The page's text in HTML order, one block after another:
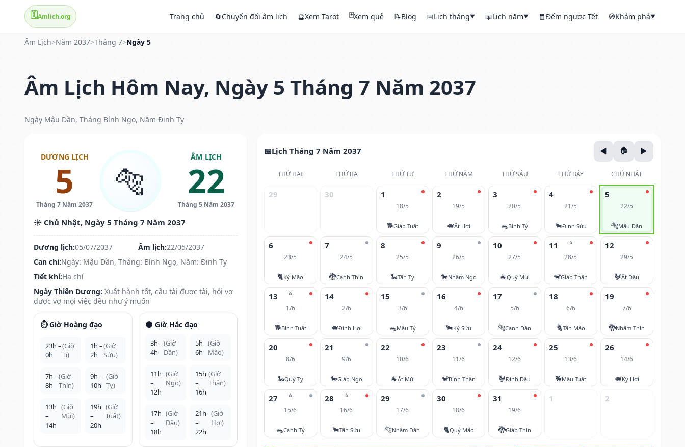
🗓️Amlich.org Trang chủ 🔄Chuyển đổi âm lịch 🔮Xem Tarot 🃏Xem quẻ 📝Blog 📅Lịch tháng▼ 📖Lịch năm▼ 🧧Đếm ngược Tết 🧭Khám phá▼
Âm Lịch>Năm 2037>Tháng 7>Ngày 5
Âm Lịch Hôm Nay, Ngày 5 Tháng 7 Năm 2037
Ngày Mậu Dần, Tháng Bính Ngọ, Năm Đinh Tỵ
DƯƠNG LỊCH
5
Tháng 7 Năm 2037
🐅
ÂM LỊCH
22
Tháng 5 Năm 2037
☀️ Chủ Nhật, Ngày 5 Tháng 7 Năm 2037
Dương lịch:05/07/2037 Âm lịch:22/05/2037
Can chi:Ngày: Mậu Dần, Tháng: Bính Ngọ, Năm: Đinh Tỵ
Tiết khí:Hạ chí
Ngày Thiên Dương: Xuất hành tốt, cầu tài được tài, hỏi vợ
được vợ mọi việc đều như ý muốn
⏱️ Giờ Hoàng đạo
23h –
0h
(Giờ
Tí)
1h –
2h
(Giờ
Sửu)
7h –
8h
(Giờ
Thìn)
9h –
10h
(Giờ
Tỵ)
13h
–
14h
(Giờ
Mùi)
19h
–
20h
(Giờ
Tuất)
🌑 Giờ Hắc đạo
3h –
4h
(Giờ
Dần)
5h –
6h
(Giờ
Mão)
11h
–
12h
(Giờ
Ngọ)
15h
–
16h
(Giờ
Thân)
17h
–
18h
(Giờ
Dậu)
21h
–
22h
(Giờ
Hợi)
Lịch Tháng 7 Năm 2037
THỨ HAI THỨ BA THỨ TƯ THỨ NĂM THỨ SÁU THỨ BẢY CHỦ NHẬT
29 30 1
18/5
🐕Giáp Tuất
2
19/5
🐖Ất Hợi
3
20/5
🐀Bính Tý
4
21/5
🐂Đinh Sửu
5
22/5
🐅Mậu Dần
6
23/5
🐈Kỷ Mão
7
24/5
🐉Canh Thìn
8
25/5
🐍Tân Tỵ
9
26/5
🐎Nhâm Ngọ
10
27/5
🐐Quý Mùi
⭐
11
28/5
🐒Giáp Thân
12
29/5
🐓Ất Dậu
⭐
13
1/6
🐕Bính Tuất
14
2/6
🐖Đinh Hợi
15
3/6
🐀Mậu Tý
16
4/6
🐂Kỷ Sửu
17
5/6
🐅Canh Dần
18
6/6
🐈Tân Mão
19
7/6
🐉Nhâm Thìn
20
8/6
🐍Quý Tỵ
21
9/6
🐎Giáp Ngọ
22
10/6
🐐Ất Mùi
23
11/6
🐒Bính Thân
24
12/6
🐓Đinh Dậu
25
13/6
🐕Mậu Tuất
26
14/6
🐖Kỷ Hợi
⭐
27
15/6
🐀Canh Tý
⭐
28
16/6
🐂Tân Sửu
29
17/6
🐅Nhâm Dần
30
18/6
🐈Quý Mão
31
19/6
🐉Giáp Thìn
1 2